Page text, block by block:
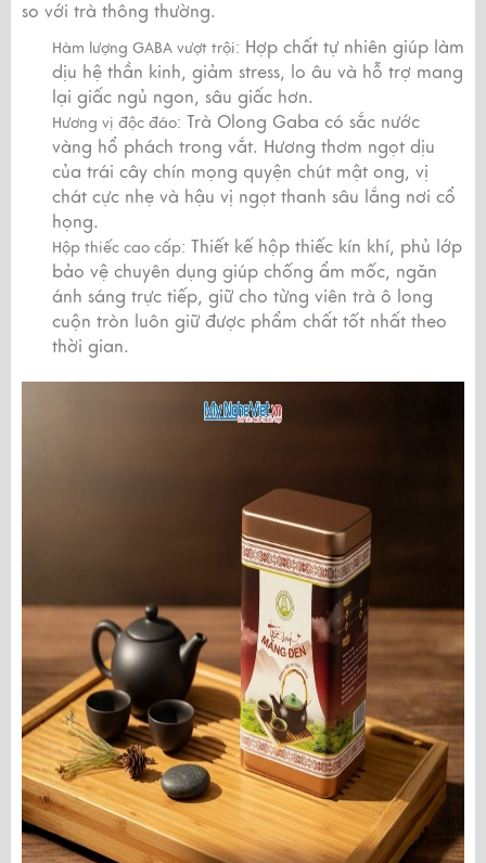
so với trà thông thường.
Hàm lượng GABA vượt trội: Hợp chất tự nhiên giúp làm
dịu hệ thần kinh, giảm stress, lo âu và hỗ trợ mang
lại giấc ngủ ngon, sâu giấc hơn.
Hương vị độc đáo: Trà Olong Gaba có sắc nước
vàng hổ phách trong vắt. Hương thơm ngọt dịu
của trái cây chín mọng quyện chút mật ong, vị
chát cực nhẹ và hậu vị ngọt thanh sâu lắng nơi cổ
họng.
Hộp thiếc cao cấp: Thiết kế hộp thiếc kín khí, phủ lớp
bảo vệ chuyên dụng giúp chống ẩm mốc, ngăn
ánh sáng trực tiếp, giữ cho từng viên trà ô long
cuộn tròn luôn giữ được phẩm chất tốt nhất theo
thời gian.